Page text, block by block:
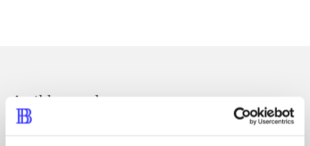
Artikler med samme emner
Fra